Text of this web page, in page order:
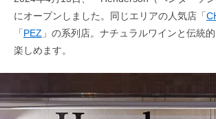
にオープンしました。同じエリアの人気店「
「PEZ 」の系列店。ナチュラルワインと伝統
楽しめます。